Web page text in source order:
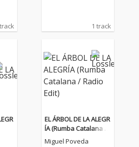
1 track
EL ÁRBOL DE LA ALEGR
ÍA (Rumba Catalana /
Radio Edit)
Miguel Poveda